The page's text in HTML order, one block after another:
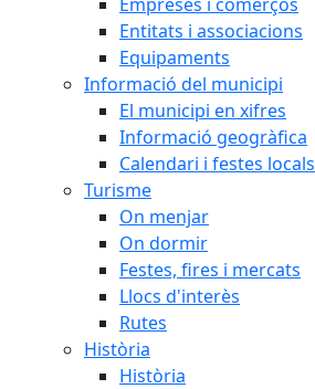
Entitats i associacions
Equipaments
Informació del municipi
El municipi en xifres
Informació geogràfica
Calendari i festes locals
Turisme
On menjar
On dormir
Festes, fires i mercats
Llocs d'interès
Rutes
Història
Història